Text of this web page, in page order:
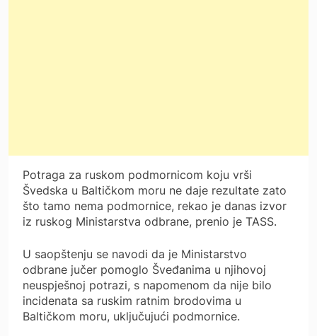
Potraga za ruskom podmornicom koju vrši
Švedska u Baltičkom moru ne daje rezultate zato
što tamo nema podmornice, rekao je danas izvor
iz ruskog Ministarstva odbrane, prenio je TASS.
U saopštenju se navodi da je Ministarstvo
odbrane jučer pomoglo Šveđanima u njihovoj
neuspješnoj potrazi, s napomenom da nije bilo
incidenata sa ruskim ratnim brodovima u
Baltičkom moru, uključujući podmornice.